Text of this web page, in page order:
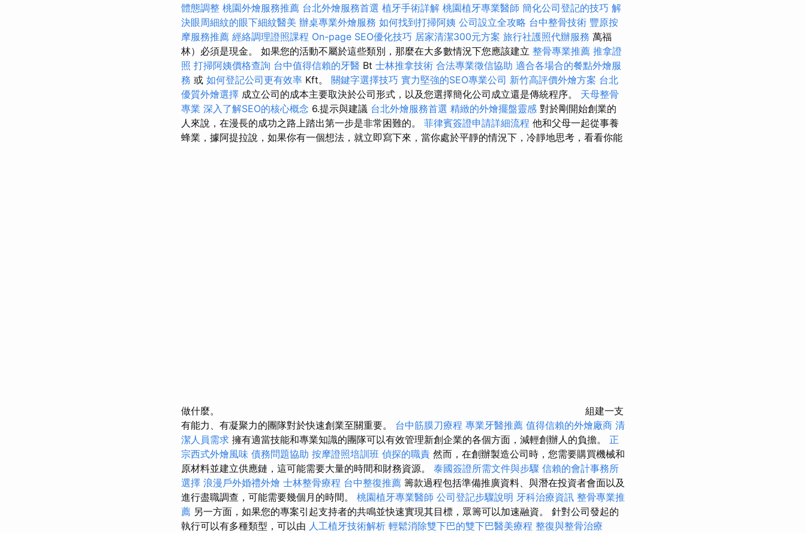
體態調整 桃園外燴服務推薦 台北外燴服務首選 植牙手術詳解 桃園植牙專業醫師 簡化公司登記的技巧 解
決眼周細紋的眼下細紋醫美 辦桌專業外燴服務 如何找到打掃阿姨 公司設立全攻略 台中整骨技術 豐原按
摩服務推薦 經絡調理證照課程 On-page SEO優化技巧 居家清潔300元方案 旅行社護照代辦服務 萬福
林）必須是現金。 如果您的活動不屬於這些類別，那麼在大多數情況下您應該建立 整骨專業推薦 推拿證
照 打掃阿姨價格查詢 台中值得信賴的牙醫 Bt 士林推拿技術 合法專業徵信協助 適合各場合的餐點外燴服
務 或 如何登記公司更有效率 Kft。 關鍵字選擇技巧 實力堅強的SEO專業公司 新竹高評價外燴方案 台北
優質外燴選擇 成立公司的成本主要取決於公司形式，以及您選擇簡化公司成立還是傳統程序。 天母整骨
專業 深入了解SEO的核心概念 6.提示與建議 台北外燴服務首選 精緻的外燴擺盤靈感 對於剛開始創業的
人來說，在漫長的成功之路上踏出第一步是非常困難的。 菲律賓簽證申請詳細流程 他和父母一起從事養
蜂業，據阿提拉說，如果你有一個想法，就立即寫下來，當你處於平靜的情況下，冷靜地思考，看看你能
做什麼。
組建一支
有能力、有凝聚力的團隊對於快速創業至關重要。 台中筋膜刀療程 專業牙醫推薦 值得信賴的外燴廠商 清
潔人員需求 擁有適當技能和專業知識的團隊可以有效管理新創企業的各個方面，減輕創辦人的負擔。 正
宗西式外燴風味 債務問題協助 按摩證照培訓班 偵探的職責 然而，在創辦製造公司時，您需要購買機械和
原材料並建立供應鏈，這可能需要大量的時間和財務資源。 泰國簽證所需文件與步驟 信賴的會計事務所
選擇 浪漫戶外婚禮外燴 士林整骨療程 台中整復推薦 籌款過程包括準備推廣資料、與潛在投資者會面以及
進行盡職調查，可能需要幾個月的時間。 桃園植牙專業醫師 公司登記步驟說明 牙科治療資訊 整骨專業推
薦 另一方面，如果您的專案引起支持者的共鳴並快速實現其目標，眾籌可以加速融資。 針對公司發起的
執行可以有多種類型，可以由 人工植牙技術解析 輕鬆消除雙下巴的雙下巴醫美療程 整復與整骨治療